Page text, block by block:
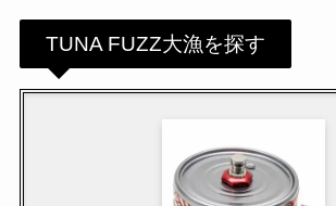
TUNA FUZZ大漁を探す